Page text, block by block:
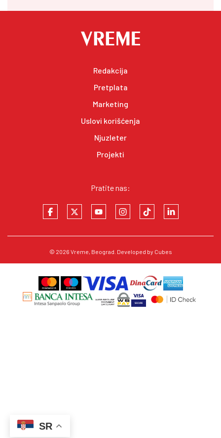
Redakcija
Pretplata
Marketing
Uslovi korišćenja
Njuzleter
Projekti
Pratite nas:
© 2026 Vreme, Beograd. Developed by Cubes
SR